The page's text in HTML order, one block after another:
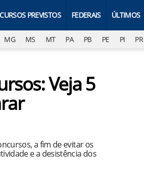
PREVISTOS FEDERAIS ÚLTIMOS
MG MS MT PA PB PE PI PR
Veja 5
a fim de evitar os
e a desistência dos